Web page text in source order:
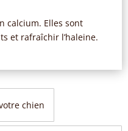
calcium. Elles sont
et rafraîchir l’haleine.
chien